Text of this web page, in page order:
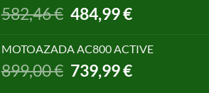
650,00 €.
499,00 €.
582,46€
El
precio
era:
582,46 €.
484,99€El
es:
484,99 €.
MOTOAZADA AC800 ACTIVE
899,00€ El
precio
739,99€El